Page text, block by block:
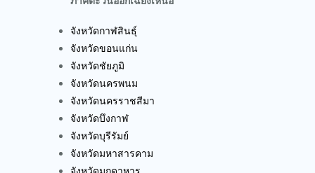
จังหวัดกาฬสินธุ์
จังหวัดขอนแก่น
จังหวัดชัยภูมิ
จังหวัดนครพนม
จังหวัดนครราชสีมา
จังหวัดบึงกาฬ
จังหวัดบุรีรัมย์
จังหวัดมหาสารคาม